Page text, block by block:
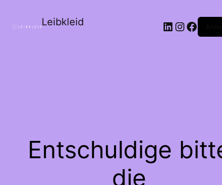
Leibkleid LinkedIn
Entschuldige
die